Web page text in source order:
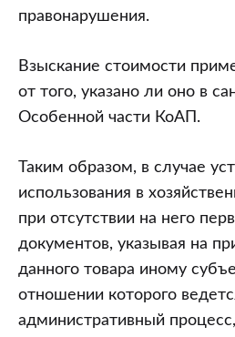
правонарушения.
Взыскание стоимости
от того, указано ли оно в
Особенной части КоАП.
Таким образом, в случае
использования в
при отсутствии на него
документов, указывая на
данного товара иному
отношении которого
административный